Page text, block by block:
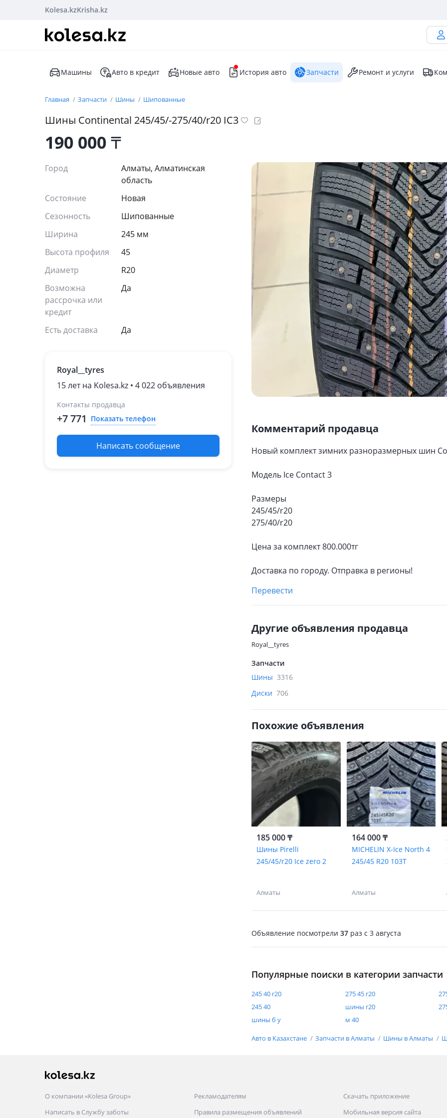
Kolesa.kzKrisha.kz
Машины Авто в кредит Новые авто История авто Запчасти Ремонт и услуги
Главная Запчасти Шины Шипованные
Шины Continental 245/45/-275/40/r20 IC3
190 000₸
Город
Алматы, Алматинская
область
Состояние
Новая
Сезонность
Шипованные
Ширина
245 мм
Высота профиля
45
Диаметр
R20
Возможна
рассрочка или
кредит
Да
Есть доставка Да
Royal__tyres
15 лет на Kolesa.kz • 4 022 объявления
Контакты продавца
+7 771 Показать телефон
Написать сообщение
Комментарий продавца
Новый комплект зимних разноразмерных шин
Модель Ice Contact 3
Размеры
245/45/r20
275/40/r20
Цена за комплект 800.000тг
Доставка по городу. Отправка в регионы!
Перевести
Другие объявления продавца
Royal__tyres
Запчасти
Шины 3316
Диски 706
Похожие объявления
185 000 ₸
Шины Pirelli
245/45/r20 Ice zero 2
Алматы
164 000 ₸
MICHELIN X-Ice North 4
245/45 R20 103T
Алматы
Объявление посмотрели 37 раз c 3 августа
Популярные поиски в категории запчасти
245 40 r20 275 45 r20
245 40
шины r20
шины б у
м 40
Авто в Казахстане Запчасти в Алматы Шины в Алматы
О компании «Kolesa Group»
Написать в Службу заботы
Рекламодателям
Правила размещения объявлений
Скачать приложение
Мобильная версия сайта